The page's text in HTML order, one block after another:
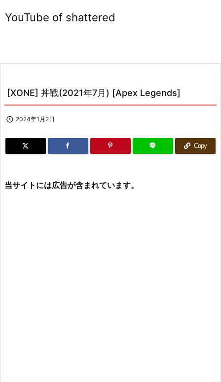
YouTube of shattered
[XONE] 丼戰(2021年7月) [Apex Legends]
 2024年1月2日
Copy
当サイトには広告が含まれています。